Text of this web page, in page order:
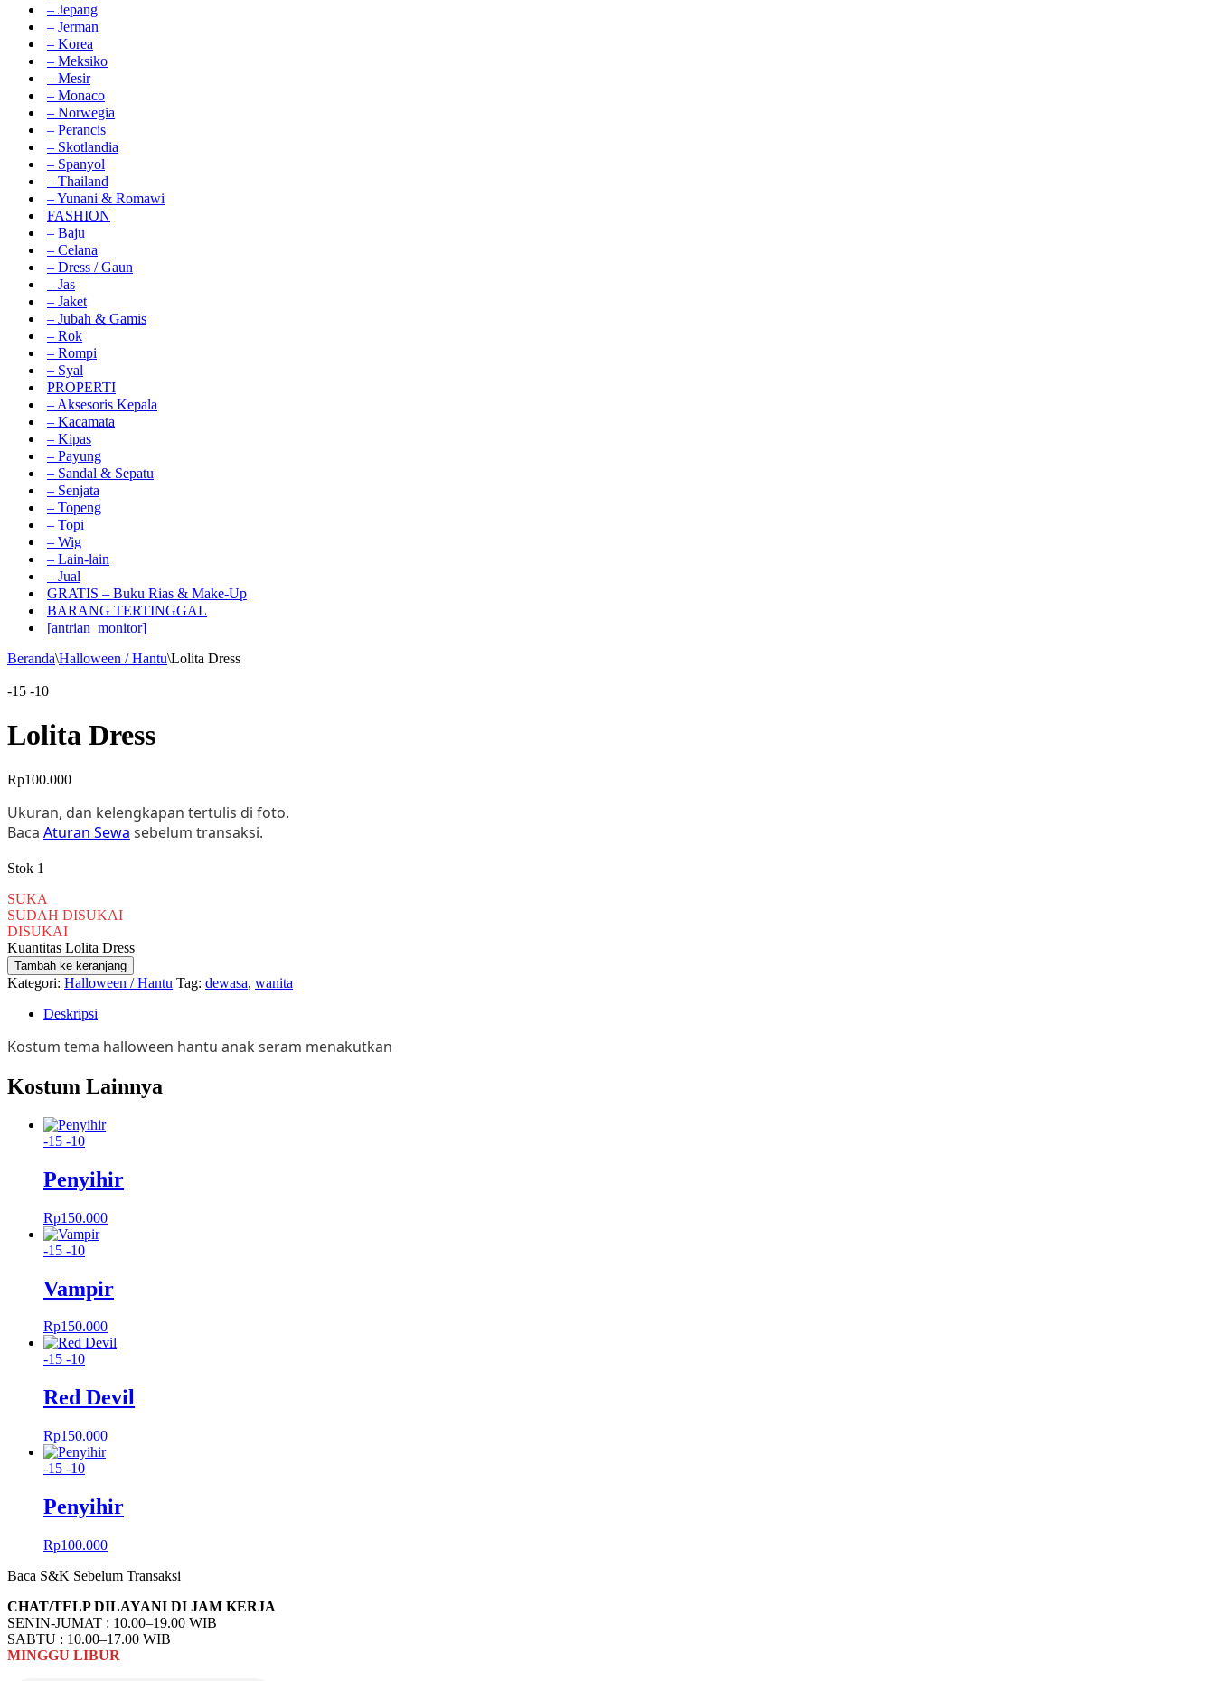
– Jepang
– Jerman
– Korea
– Meksiko
– Mesir
– Monaco
– Norwegia
– Perancis
– Skotlandia
– Spanyol
– Thailand
– Yunani & Romawi
FASHION
– Baju
– Celana
– Dress / Gaun
– Jas
– Jaket
– Jubah & Gamis
– Rok
– Rompi
– Syal
PROPERTI
– Aksesoris Kepala
– Kacamata
– Kipas
– Payung
– Sandal & Sepatu
– Senjata
– Topeng
– Topi
– Wig
– Lain-lain
– Jual
GRATIS – Buku Rias & Make-Up
BARANG TERTINGGAL
[antrian_monitor]
Beranda\Halloween / Hantu\Lolita Dress
-15 -10
Lolita Dress
Rp100.000
Ukuran, dan kelengkapan tertulis di foto.
Baca Aturan Sewa sebelum transaksi.
Stok 1
SUKA
SUDAH DISUKAI
DISUKAI
Kuantitas Lolita Dress
Tambah ke keranjang
Kategori: Halloween / Hantu Tag: dewasa, wanita
Deskripsi
Kostum tema halloween hantu anak seram menakutkan
Kostum Lainnya
-15 -10
Penyihir
Rp150.000
-15 -10
Vampir
Rp150.000
-15 -10
Red Devil
Rp150.000
-15 -10
Penyihir
Rp100.000
Baca S&K Sebelum Transaksi
CHAT/TELP DILAYANI DI JAM KERJA
SENIN-JUMAT : 10.00–19.00 WIB
SABTU : 10.00–17.00 WIB
MINGGU LIBUR